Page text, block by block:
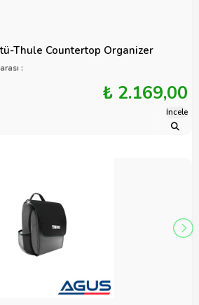
Thule Countertop Organizer
:
₺ 2.169,00
İncele